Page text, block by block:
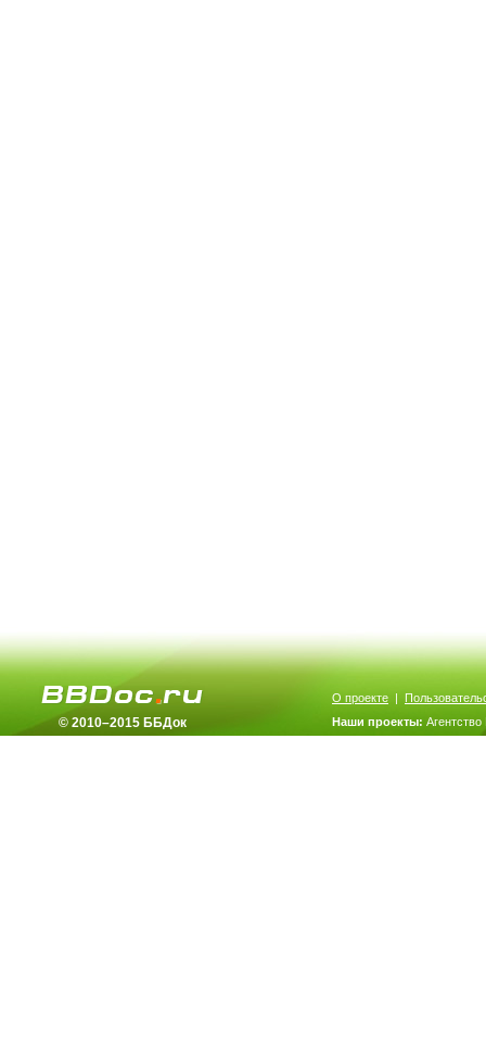
© 2010–2015 ББДок
О проекте |
Наши проекты: